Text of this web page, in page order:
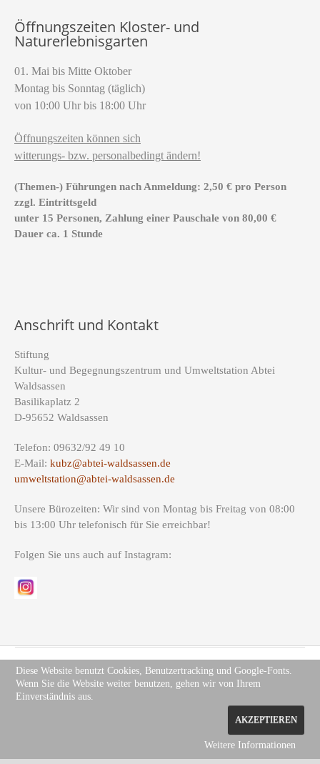
Öffnungszeiten Kloster- und
Naturerlebnisgarten
01. Mai bis Mitte Oktober
Montag bis Sonntag (täglich)
von 10:00 Uhr bis 18:00 Uhr
Öffnungszeiten können sich
witterungs- bzw. personalbedingt ändern!
(Themen-) Führungen nach Anmeldung: 2,50 € pro Person
zzgl. Eintrittsgeld
unter 15 Personen, Zahlung einer Pauschale von 80,00 €
Dauer ca. 1 Stunde
Anschrift und Kontakt
Stiftung
Kultur- und Begegnungszentrum und Umweltstation Abtei
Waldsassen
Basilikaplatz 2
D-95652 Waldsassen
Telefon: 09632/92 49 10
E-Mail: kubz@abtei-waldsassen.de
umweltstation@abtei-waldsassen.de
Unsere Bürozeiten: Wir sind von Montag bis Freitag von 08:00
bis 13:00 Uhr telefonisch für Sie erreichbar!
Folgen Sie uns auch auf Instagram:
Copyright (c) Site Name 2012. All rights reserved.Impressum
Diese Website benutzt Cookies, Benutzertracking und Google-Fonts.
Wenn Sie die Website weiter benutzen, gehen wir von Ihrem
Einverständnis aus.
AKZEPTIEREN
Weitere Informationen